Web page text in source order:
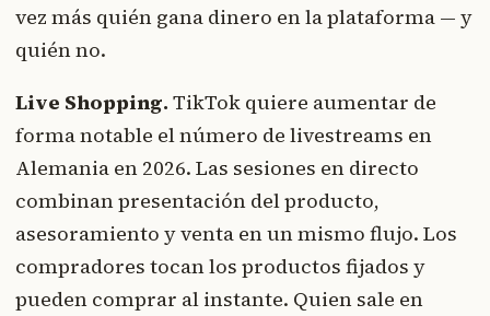
vez más quién gana dinero en la plataforma — y
quién no.
Live Shopping. TikTok quiere aumentar de
forma notable el número de livestreams en
Alemania en 2026. Las sesiones en directo
combinan presentación del producto,
asesoramiento y venta en un mismo flujo. Los
compradores tocan los productos fijados y
pueden comprar al instante. Quien sale en